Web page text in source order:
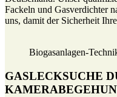
Fackeln und Gasverdichter
uns, damit der Sicherheit
Biogasanlagen-
GASLECKSUCHE